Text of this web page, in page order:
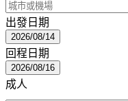
出發日期
2026/08/14
回程日期
2026/08/16
成人